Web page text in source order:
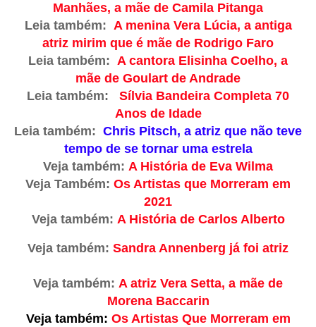
Manhães, a mãe de Camila Pitanga
Leia também: A menina Vera Lúcia, a antiga
atriz mirim que é mãe de Rodrigo Faro
Leia também: A cantora Elisinha Coelho, a
mãe de Goulart de Andrade
Leia também: Sílvia Bandeira Completa 70
Anos de Idade
Leia também: Chris Pitsch, a atriz que não teve
tempo de se tornar uma estrela
Veja também: A História de Eva Wilma
Veja Também: Os Artistas que Morreram em
2021
Veja também: A História de Carlos Alberto
Veja também: Sandra Annenberg já foi atriz
Veja também: A atriz Vera Setta, a mãe de
Morena Baccarin
Veja também: Os Artistas Que Morreram em